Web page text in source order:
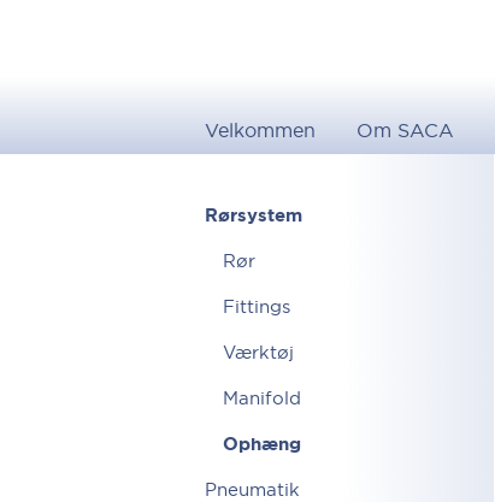
Velkommen Om SACA
Rørsystem
Rør
Fittings
Værktøj
Manifold
Ophæng
Pneumatik